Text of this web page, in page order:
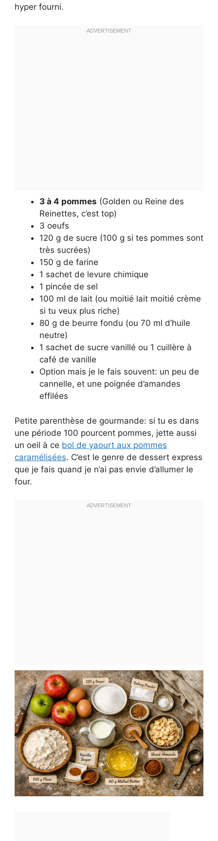
hyper fourni.
3 à 4 pommes (Golden ou Reine des
Reinettes, c’est top)
3 oeufs
120 g de sucre (100 g si tes pommes sont
très sucrées)
150 g de farine
1 sachet de levure chimique
1 pincée de sel
100 ml de lait (ou moitié lait moitié crème
si tu veux plus riche)
80 g de beurre fondu (ou 70 ml d’huile
neutre)
1 sachet de sucre vanillé ou 1 cuillère à
café de vanille
Option mais je le fais souvent: un peu de
cannelle, et une poignée d’amandes
effilées
Petite parenthèse de gourmande: si tu es dans
une période 100 pourcent pommes, jette aussi
un oeil à ce bol de yaourt aux pommes
caramélisées. C’est le genre de dessert express
que je fais quand je n’ai pas envie d’allumer le
four.